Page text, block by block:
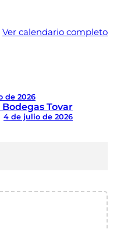
Ver calendario completo
de 2026
Tovar
4 de julio de 2026